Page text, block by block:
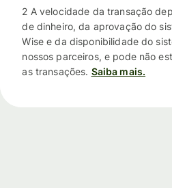
2 A velocidade da transação
de dinheiro, da aprovação do
Wise e da disponibilidade do
nossos parceiros, e pode não
as transações. Saiba mais.